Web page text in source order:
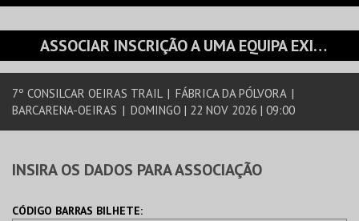
Olá,iniciar sessão
CARRINHO 0
PRODUTOS
ASSOCIAR INSCRIÇÃO A UMA EQUIPA EXISTENTE
7º CONSILCAR OEIRAS TRAIL | FÁBRICA DA PÓLVORA |
BARCARENA-OEIRAS | DOMINGO | 22 NOV 2026 | 09:00
INSIRA OS DADOS PARA ASSOCIAÇÃO
CÓDIGO BARRAS BILHETE: